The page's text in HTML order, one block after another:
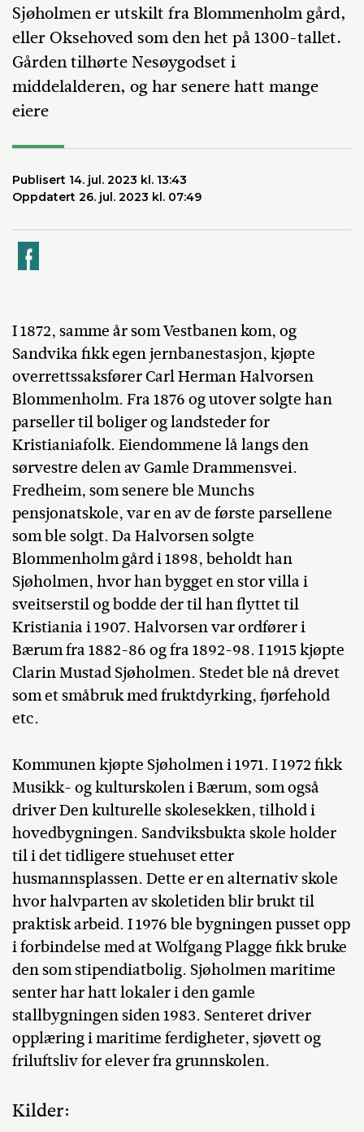
Sjøholmen er utskilt fra Blommenholm gård,
eller Oksehoved som den het på 1300-tallet.
Gården tilhørte Nesøygodset i
middelalderen, og har senere hatt mange
eiere
Publisert 14. jul. 2023 kl. 13:43
Oppdatert 26. jul. 2023 kl. 07:49
I 1872, samme år som Vestbanen kom, og
Sandvika fikk egen jernbanestasjon, kjøpte
overrettssaksfører Carl Herman Halvorsen
Blommenholm. Fra 1876 og utover solgte han
parseller til boliger og landsteder for
Kristianiafolk. Eiendommene lå langs den
sørvestre delen av Gamle Drammensvei.
Fredheim, som senere ble Munchs
pensjonatskole, var en av de første parsellene
som ble solgt. Da Halvorsen solgte
Blommenholm gård i 1898, beholdt han
Sjøholmen, hvor han bygget en stor villa i
sveitserstil og bodde der til han flyttet til
Kristiania i 1907. Halvorsen var ordfører i
Bærum fra 1882-86 og fra 1892-98. I 1915 kjøpte
Clarin Mustad Sjøholmen. Stedet ble nå drevet
som et småbruk med fruktdyrking, fjørfehold
etc.
Kommunen kjøpte Sjøholmen i 1971. I 1972 fikk
Musikk- og kulturskolen i Bærum, som også
driver Den kulturelle skolesekken, tilhold i
hovedbygningen. Sandviksbukta skole holder
til i det tidligere stuehuset etter
husmannsplassen. Dette er en alternativ skole
hvor halvparten av skoletiden blir brukt til
praktisk arbeid. I 1976 ble bygningen pusset opp
i forbindelse med at Wolfgang Plagge fikk bruke
den som stipendiatbolig. Sjøholmen maritime
senter har hatt lokaler i den gamle
stallbygningen siden 1983. Senteret driver
opplæring i maritime ferdigheter, sjøvett og
friluftsliv for elever fra grunnskolen.
Kilder: